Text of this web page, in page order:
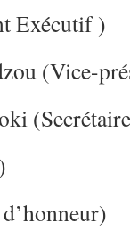
Exécutif )
(Vice-